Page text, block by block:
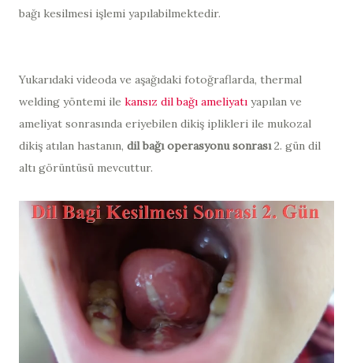
bağı kesilmesi işlemi yapılabilmektedir.
Yukarıdaki videoda ve aşağıdaki fotoğraflarda, thermal
welding yöntemi ile kansız dil bağı ameliyatı yapılan ve
ameliyat sonrasında eriyebilen dikiş iplikleri ile mukozal
dikiş atılan hastanın, dil bağı operasyonu sonrası2. gün dil
altı görüntüsü mevcuttur.